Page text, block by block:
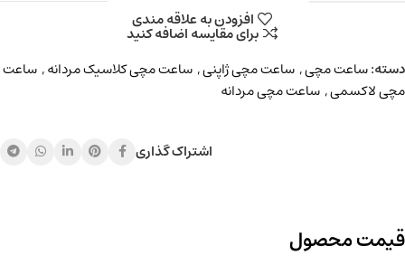
افزودن به علاقه مندی
برای مقایسه اضافه کنید
دسته:ساعت مچی, ساعت مچی ژاپنی, ساعت مچی کلاسیک مردانه, ساعت
مچی لاکسمی, ساعت مچی مردانه
اشتراک گذاری
قیمت محصول